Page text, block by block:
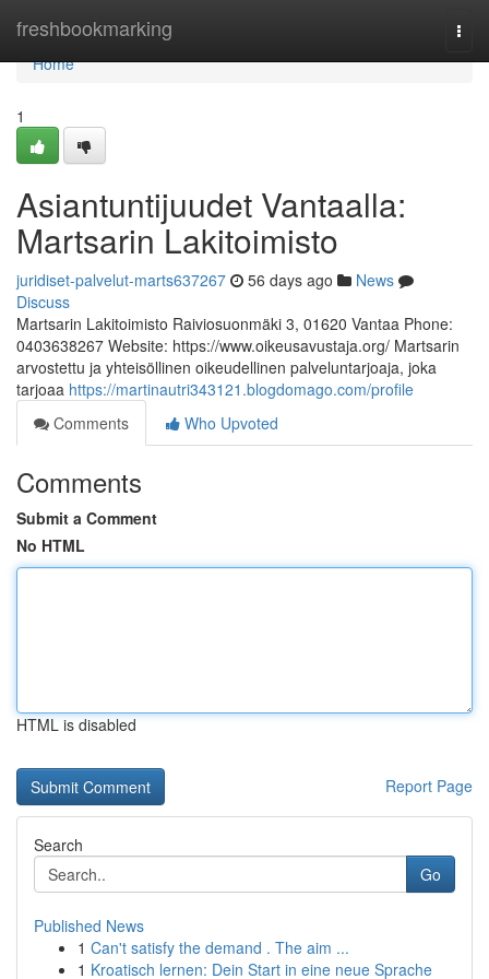
freshbookmarking
Home
Home
1
Asiantuntijuudet Vantaalla:
Martsarin Lakitoimisto
juridiset-palvelut-marts637267 56 days ago
News
Discuss
Martsarin Lakitoimisto Raiviosuonmäki 3, 01620 Vantaa Phone:
0403638267 Website: https://www.oikeusavustaja.org/ Martsarin
arvostettu ja yhteisöllinen oikeudellinen palveluntarjoaja, joka
tarjoaa https://martinautri343121.blogdomago.com/profile
Comments
Who Upvoted
Comments
Submit a Comment
No HTML
HTML is disabled
Report Page
Search
Go
Published News
1 Can't satisfy the demand . The aim ...
1 Kroatisch lernen: Dein Start in eine neue Sprache